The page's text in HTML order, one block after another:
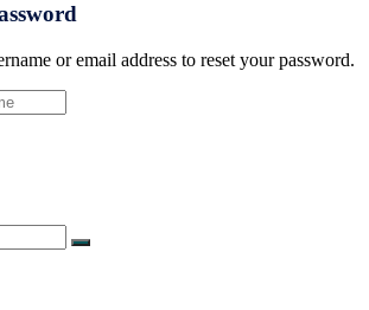
or email address to reset your password.